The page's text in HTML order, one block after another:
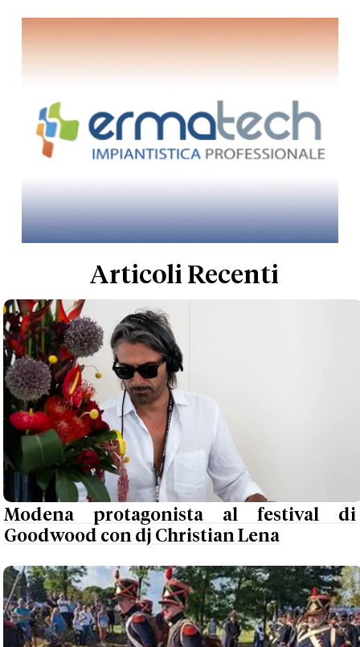
Articoli Recenti
Modena protagonista al festival di
Goodwood con dj Christian Lena